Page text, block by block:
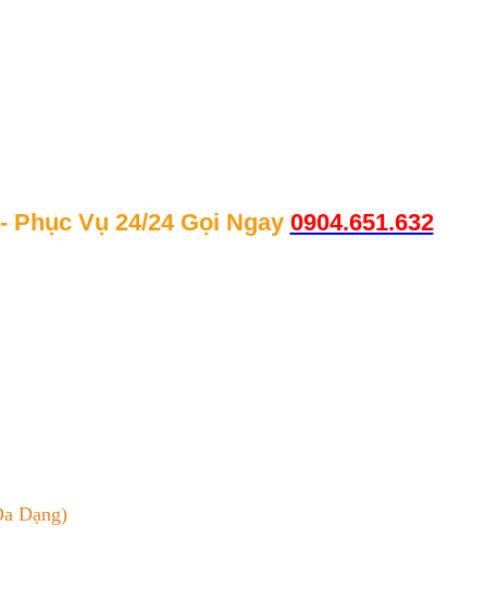
Phục Vụ 24/24 Gọi Ngay 0904.651.632
Dạng)